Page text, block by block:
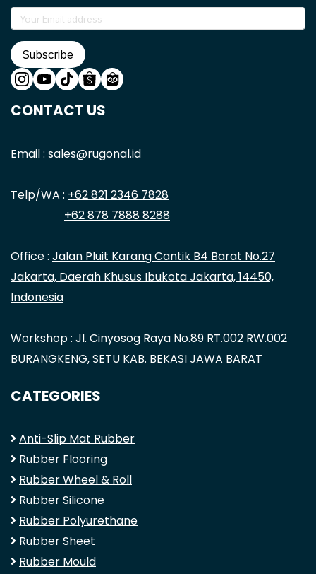
Subscribe
CONTACT US
Email : sales@rugonal.id
Telp/WA : +62 821 2346 7828
+62 878 7888 8288
Office : Jalan Pluit Karang Cantik B4 Barat No.27
Jakarta, Daerah Khusus Ibukota Jakarta, 14450,
Indonesia
Workshop : Jl. Cinyosog Raya No.89 RT.002 RW.002
BURANGKENG, SETU KAB. BEKASI JAWA BARAT
CATEGORIES
Anti-Slip Mat Rubber
Rubber Flooring
Rubber Wheel & Roll
Rubber Silicone
Rubber Polyurethane
Rubber Sheet
Rubber Mould